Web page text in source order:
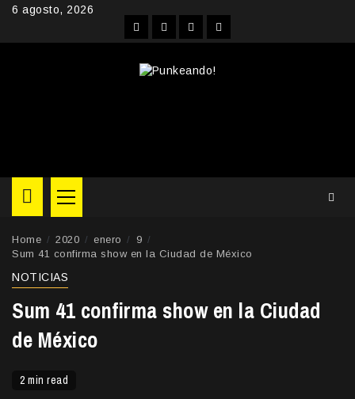
Skip6 agosto, 2026
FacebookInstagram
YouTubeTwitter
Primary
Menu
Home 2020 enero
9
Sum 41 confirma show en la Ciudad de México
NOTICIAS
Sum 41 confirma show en la Ciudad
de México
2 min read